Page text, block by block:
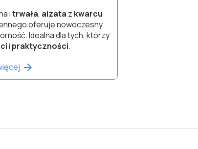
itrwała, alzata z kwarcu
oferuje nowoczesny
Idealna dla tych, którzy
i praktyczności.